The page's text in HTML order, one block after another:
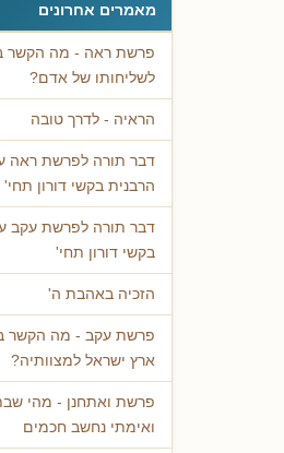
מאמרים אחרונים
פרשת ראה - מה הקשר
לשליחותו של אדם?
הראיה - לדרך טובה
דבר תורה לפרשת ראה
הרבנית בקשי דורון תחי'
דבר תורה לפרשת עקב
בקשי דורון תחי'
הזכיה באהבת ה'
פרשת עקב - מה הקשר
ארץ ישראל למצוותיה?
פרשת ואתחנן - מהי
ואימתי נחשב חכמים